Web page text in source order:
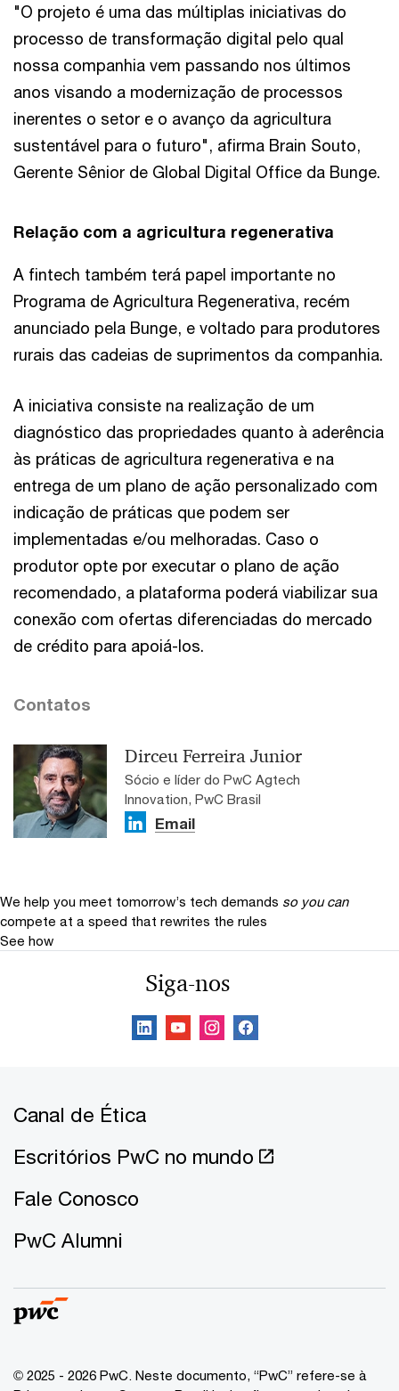
"O projeto é uma das múltiplas iniciativas do
processo de transformação digital pelo qual
nossa companhia vem passando nos últimos
anos visando a modernização de processos
inerentes o setor e o avanço da agricultura
sustentável para o futuro", afirma Brain Souto,
Gerente Sênior de Global Digital Office da Bunge.
Relação com a agricultura regenerativa
A fintech também terá papel importante no
Programa de Agricultura Regenerativa, recém
anunciado pela Bunge, e voltado para produtores
rurais das cadeias de suprimentos da companhia.
A iniciativa consiste na realização de um
diagnóstico das propriedades quanto à aderência
às práticas de agricultura regenerativa e na
entrega de um plano de ação personalizado com
indicação de práticas que podem ser
implementadas e/ou melhoradas. Caso o
produtor opte por executar o plano de ação
recomendado, a plataforma poderá viabilizar sua
conexão com ofertas diferenciadas do mercado
de crédito para apoiá-los.
Contatos
Dirceu Ferreira Junior
Sócio e líder do PwC Agtech
Innovation, PwC Brasil
Email
We help you meet tomorrow’s tech demands so you can
compete at a speed that rewrites the rules
See how
Siga-nos
Canal de Ética
Escritórios PwC no mundo
Fale Conosco
PwC Alumni
© 2025 - 2026 PwC. Neste documento, “PwC” refere-se à